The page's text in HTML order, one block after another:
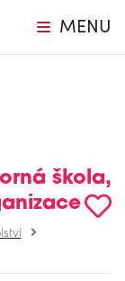
MENU
škola,